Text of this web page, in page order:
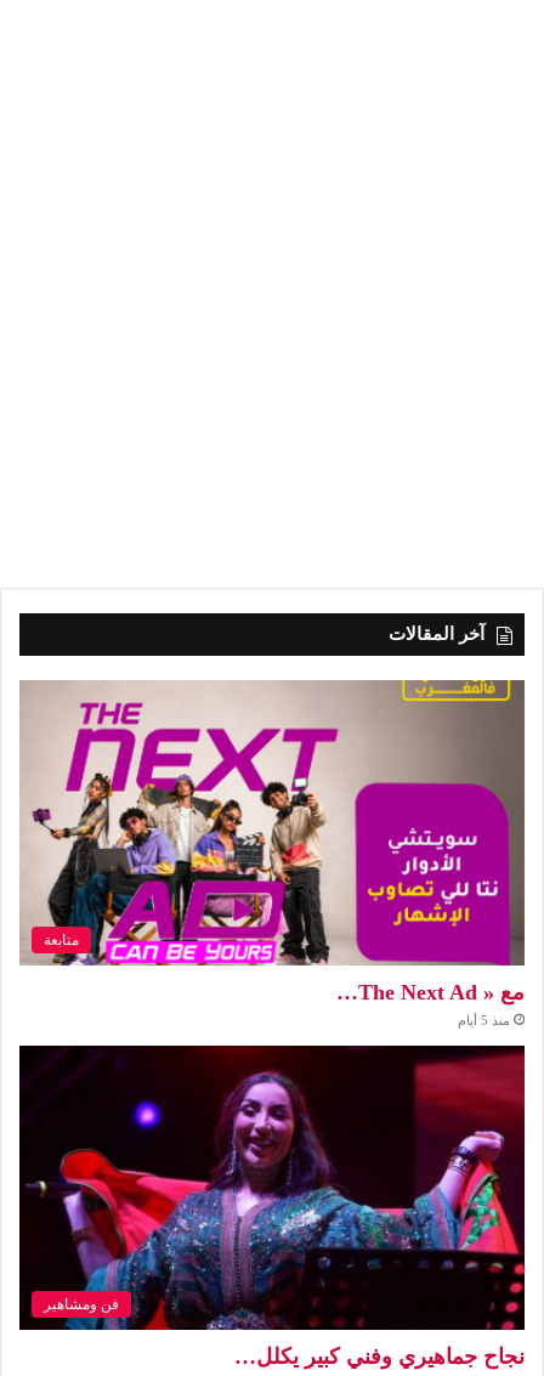
آخر المقالات
متابعة
مع « The Next Ad…
منذ 5 أيام
فن ومشاهير
نجاح جماهيري وفني كبير يكلل…